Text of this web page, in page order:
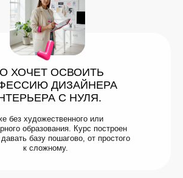
ХОЧЕТ ОСВОИТЬ
ДИЗАЙНЕРА
С НУЛЯ.
без художественного или
образования. Курс построен
базу пошагово, от простого
к сложному.